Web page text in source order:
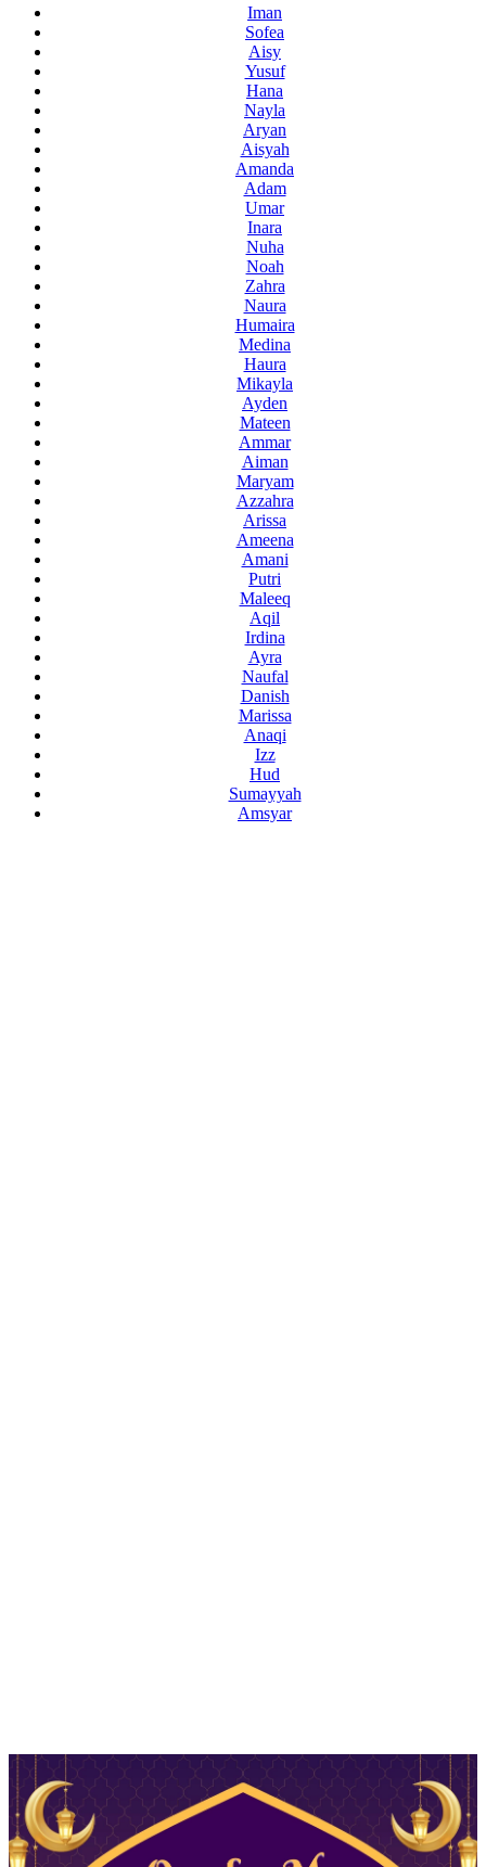
Iman
Sofea
Aisy
Yusuf
Hana
Nayla
Aryan
Aisyah
Amanda
Adam
Umar
Inara
Nuha
Noah
Zahra
Naura
Humaira
Medina
Haura
Mikayla
Ayden
Mateen
Ammar
Aiman
Maryam
Azzahra
Arissa
Ameena
Amani
Putri
Maleeq
Aqil
Irdina
Ayra
Naufal
Danish
Marissa
Anaqi
Izz
Hud
Sumayyah
Amsyar